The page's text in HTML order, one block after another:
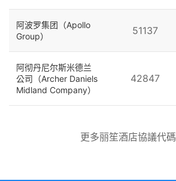
阿波罗集团（Apollo
Group）
51137
阿彻丹尼尔斯米德兰
公司（Archer Daniels
Midland Company）
42847
更多丽笙酒店協議代碼